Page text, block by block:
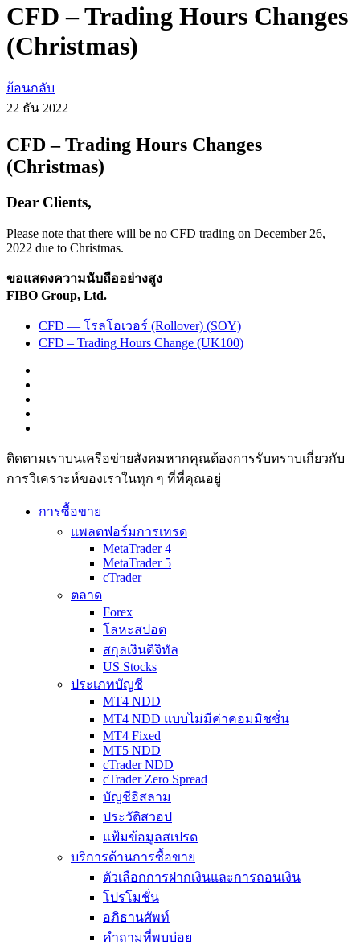
CFD – Trading Hours Changes
(Christmas)
ย้อนกลับ
22 ธัน 2022
CFD – Trading Hours Changes
(Christmas)
Dear Clients,
Please note that there will be no CFD trading on December 26,
2022 due to Christmas.
ขอแสดงความนับถืออย่างสูง
FIBO Group, Ltd.
CFD — โรลโอเวอร์ (Rollover) (SOY)
CFD – Trading Hours Change (UK100)
ติดตามเราบนเครือข่ายสังคมหากคุณต้องการรับทราบเกี่ยวกับ
การวิเ­คราะห์ของเราในทุก ๆ ที่ที่คุณอยู่
การซื้อขาย
แพลตฟอร์มการเทรด
MetaTrader 4
MetaTrader 5
cTrader
ตลาด
Forex
โลหะสปอต
สกุลเงินดิจิทัล
US Stocks
ประเภทบัญชี
MT4 NDD
MT4 NDD แบบไม่มีค่าคอมมิชชั่น
MT4 Fixed
MT5 NDD
cTrader NDD
cTrader Zero Spread
บัญชีอิสลาม
ประวัติสวอป
แฟ้มข้อมูลสเปรด
บริการด้านการซื้อขาย
ตัวเลือกการฝากเงินและการถอนเงิน
โปรโมชั่น
อภิธานศัพท์
คำถามที่พบบ่อย